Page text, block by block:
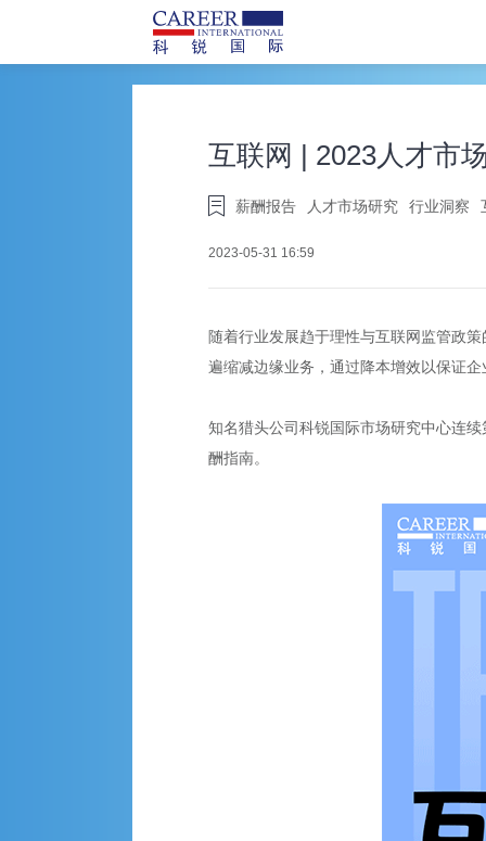
互联网 | 2023人才市
薪酬报告 人才市场研究 行业洞察
2023-05-31 16:59
随着行业发展趋于理性与互联网监管政
遍缩减边缘业务，通过降本增效以保证
知名猎头公司科锐国际市场研究中心连
酬指南。